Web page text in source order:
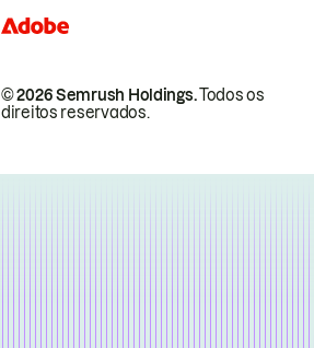
© 2026 Semrush Holdings.Todos os
direitos reservados.